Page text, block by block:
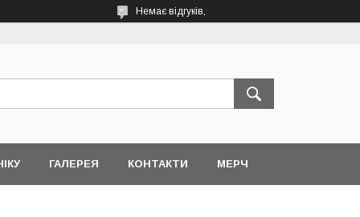
Немає відгуків,
ГАЛЕРЕЯ КОНТАКТИ МЕРЧ